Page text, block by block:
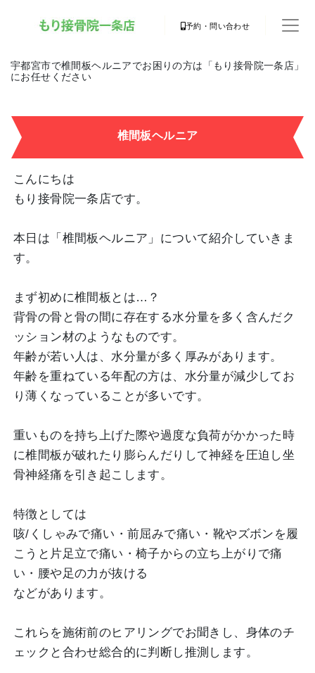
予約・問い合わせ
宇都宮市で椎間板ヘルニアでお困りの方は「もり接骨院一条店」
にお任せください
椎間板ヘルニア
こんにちは
もり接骨院一条店です。
本日は「椎間板ヘルニア」について紹介していきま
す。
まず初めに椎間板とは…？
背骨の骨と骨の間に存在する水分量を多く含んだク
ッション材のようなものです。
年齢が若い人は、水分量が多く厚みがあります。
年齢を重ねている年配の方は、水分量が減少してお
り薄くなっていることが多いです。
重いものを持ち上げた際や過度な負荷がかかった時
に椎間板が破れたり膨らんだりして神経を圧迫し坐
骨神経痛を引き起こします。
特徴としては
咳/くしゃみで痛い・前屈みで痛い・靴やズボンを履
こうと片足立で痛い・椅子からの立ち上がりで痛
い・腰や足の力が抜ける
などがあります。
これらを施術前のヒアリングでお聞きし、身体のチ
ェックと合わせ総合的に判断し推測します。